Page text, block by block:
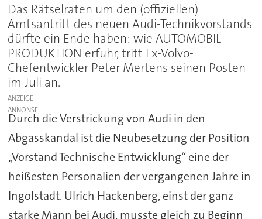
Das Rätselraten um den (offiziellen)
Amtsantritt des neuen Audi-Technikvorstands
dürfte ein Ende haben: wie AUTOMOBIL
PRODUKTION erfuhr, tritt Ex-Volvo-
Chefentwickler Peter Mertens seinen Posten
im Juli an.
ANZEIGE
Durch die Verstrickung von Audi in den
Abgasskandal ist die Neubesetzung der Position
„Vorstand Technische Entwicklung“ eine der
heißesten Personalien der vergangenen Jahre in
Ingolstadt. Ulrich Hackenberg, einst der ganz
starke Mann bei Audi, musste gleich zu Beginn